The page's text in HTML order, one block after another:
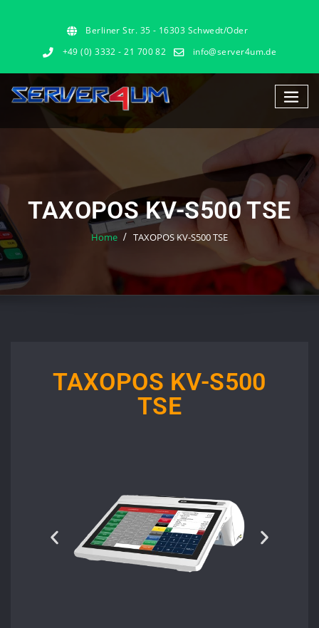
Berliner Str. 35 - 16303 Schwedt/Oder
+49 (0) 3332 - 21 700 82
info@server4um.de
TAXOPOS KV-S500 TSE
Home TAXOPOS KV-S500 TSE
TAXOPOS KV-S500
TSE